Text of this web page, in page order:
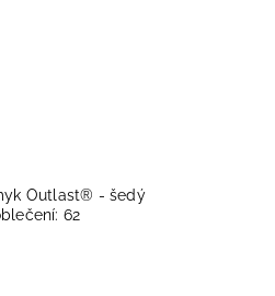
Outlast® - šedý
62